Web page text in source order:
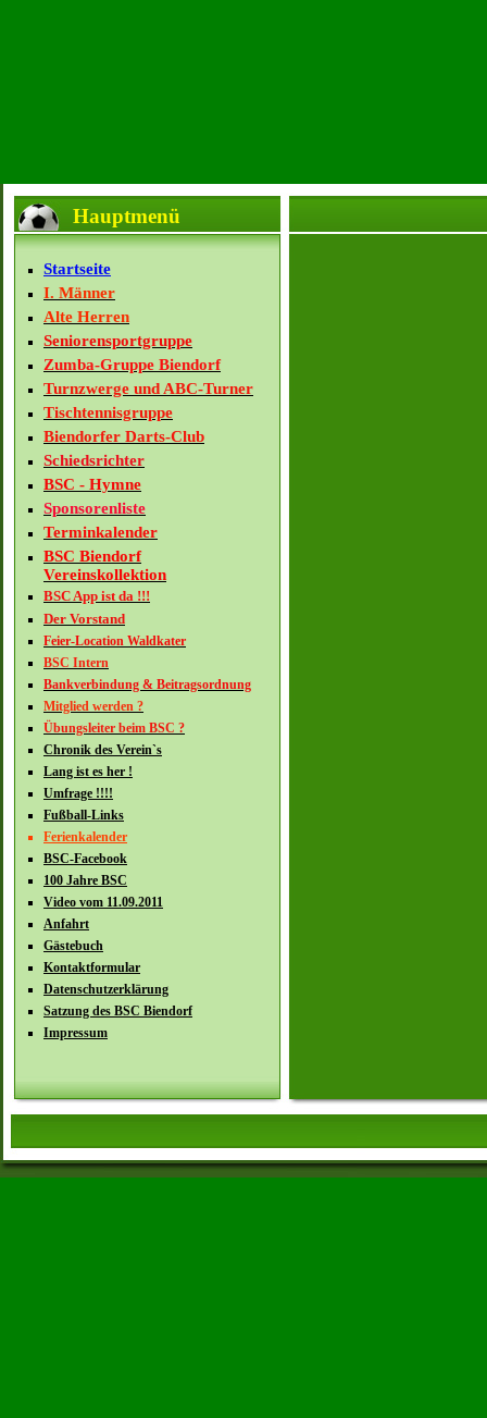
Hauptmenü
Startseite
I. Männer
Alte Herren
Seniorensportgruppe
Zumba-Gruppe Biendorf
Turnzwerge und ABC-Turner
Tischtennisgruppe
Biendorfer Darts-Club
Schiedsrichter
BSC - Hymne
Sponsorenliste
Terminkalender
BSC Biendorf
Vereinskollektion
BSC App ist da !!!
Der Vorstand
Feier-Location Waldkater
BSC Intern
Bankverbindung & Beitragsordnung
Mitglied werden ?
Übungsleiter beim BSC ?
Chronik des Verein`s
Lang ist es her !
Umfrage !!!!
Fußball-Links
Ferienkalender
BSC-Facebook
100 Jahre BSC
Video vom 11.09.2011
Anfahrt
Gästebuch
Kontaktformular
Datenschutzerklärung
Satzung des BSC Biendorf
Impressum